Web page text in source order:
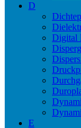
D
Digital
E